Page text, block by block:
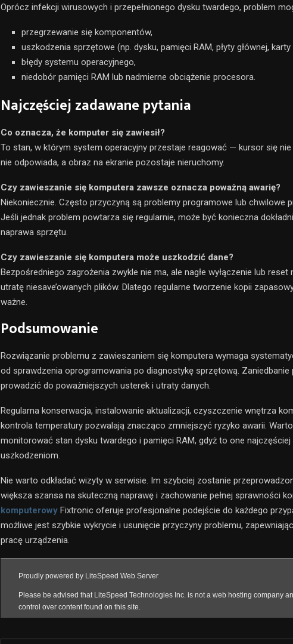
Oprócz infekcji wirusowych i przepełnionego dysku twardego, problem
przegrzewanie się komponentów,
uszkodzenia sprzętowe (np. dysku, pamięci RAM, płyty głównej,
błędy systemu operacyjnego,
niedobór pamięci RAM lub nadmierne obciążenie procesora.
Najczęściej zadawane pytania
Co oznacza, że komputer się zawiesił?
To stan, w którym system operacyjny przestaje reagować — kursor się
nie odpowiada, a obraz na ekranie pozostaje nieruchomy.
Czy zawieszanie się komputera zawsze oznacza poważną awarię?
Niekoniecznie. Często przyczyną są problemy programowe lub chwilowe
Jeśli jednak problem powtarza się regularnie, może być konieczna
naprawa sprzętu.
Czy zawieszanie się komputera może uszkodzić dane?
Bezpośredniego zagrożenia zwykle nie ma, ale nagłe wyłączenie lub
utratę niesave’owanych plików. Dlatego regularne tworzenie kopii
ważne.
Podsumowanie
Rozwiązanie problemu z zawieszaniem się komputera wymaga
od sprawdzenia oprogramowania po diagnostykę sprzętową. Zaniedbanie
prowadzić do poważniejszych usterek i utraty danych.
Regularna konserwacja, instalowanie aktualizacji, czyszczenie wnętrza
kontrola temperatury pozwalają znacząco zmniejszyć ryzyko awarii.
monitorować stan dysku twardego i pamięci RAM, gdyż to one najczęściej
uszkodzeniom.
Nie warto odkładać wizyty w serwisie. Im szybciej zostanie
większa szansa na skuteczną naprawę i zachowanie pełnej sprawności
komputerowy Fixtronic oferuje profesjonalne podejście do każdego
możliwe jest szybkie wykrycie i usunięcie przyczyny problemu,
pracę urządzenia.